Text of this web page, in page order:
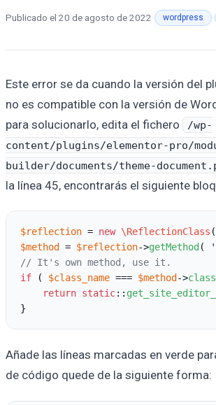
Publicado el 20 de agosto de 2022· wordpress ·
Este error se da cuando la versión del
no es compatible con la versión de
para solucionarlo, edita el fichero
/wp-
content/plugins/elementor-pro/
builder/documents/theme-
la línea 45, encontrarás el siguiente
$reflection = new \ReflectionClass (
$method
= $reflection->getMethod (
// It's own method, use it.
if ( $class_name === $method ->class
return static::
Añade las líneas marcadas en verde
de código quede de la siguiente forma: